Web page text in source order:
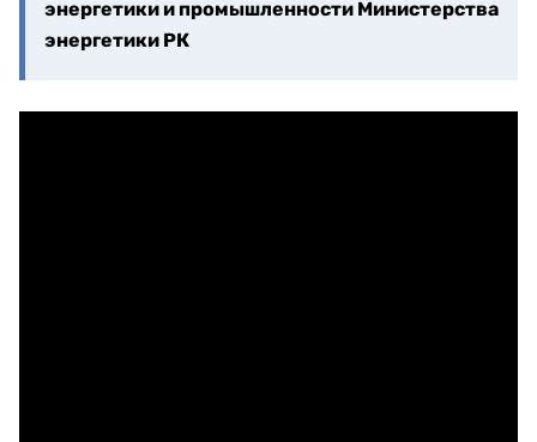
энергетики и промышленности Министерства
энергетики РК